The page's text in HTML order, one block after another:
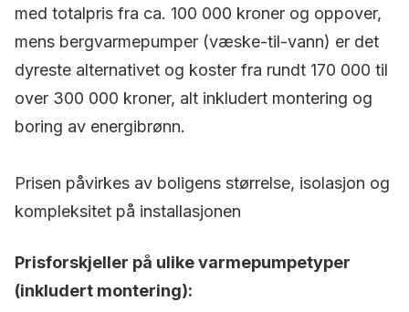
med totalpris fra ca. 100 000 kroner og oppover,
mens bergvarmepumper (væske-til-vann) er det
dyreste alternativet og koster fra rundt 170 000 til
over 300 000 kroner, alt inkludert montering og
boring av energibrønn.
Prisen påvirkes av boligens størrelse, isolasjon og
kompleksitet på installasjonen
Prisforskjeller på ulike varmepumpetyper
(inkludert montering):